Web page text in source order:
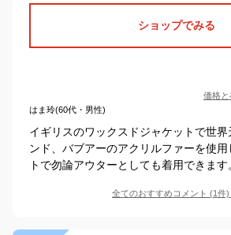
ショップでみる
価格と
はま玲(60代・男性)
イギリスのワックスドジャケットで世界
ンド、バブアーのアクリルファーを使
トで勿論アウターとしても着用できます
全てのおすすめコメント (1件)